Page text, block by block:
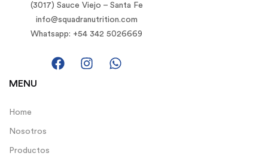
(3017) Sauce Viejo – Santa Fe
info@squadranutrition.com
Whatsapp: +54 342 5026669
MENU
Home
Nosotros
Productos